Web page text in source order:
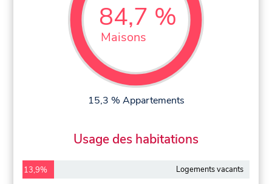
84,7 %
Maisons
15,3 % Appartements
Usage des habitations
13,9% Logements vacants